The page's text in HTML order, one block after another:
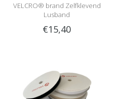
VELCRO® brand Zelfklevend
Lusband
€15,40